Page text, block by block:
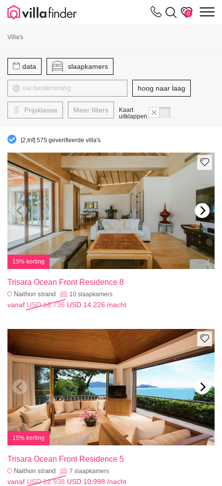
0
Villa's
data slaapkamers
hoog naar laag
Prijsklasse Meer filters
Kaart
uitklappen
[2,Inf] 575 geverifieerde villa's
15% korting
Trisara Ocean Front Residence 8
Naithon strand 10 slaapkamers
vanaf USD 16.736 USD 14.226 /nacht
15% korting
Trisara Ocean Front Residence 5
Naithon strand 7 slaapkamers
vanaf USD 12.938 USD 10.998 /nacht
Cookies beheer paneel